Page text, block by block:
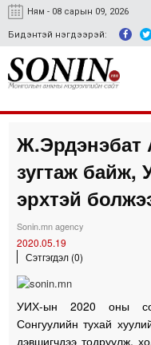
Ням - 08 сарын 09, 2026
Бидэнтэй нэгдээрэй:
Улс
Ж.Эрдэнэбат
зугтаж
эрхтэй
Sonin.mn agency
2020.05.19
Сэтгэгдэл (0)
УИХ-ын 2020 оны
Сонгуулийн тухай
дэвшигчдээ тодруулж,